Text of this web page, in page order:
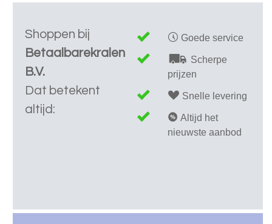
Shoppen bij
Betaalbarekralen
B.V.
Dat betekent
altijd:
Goede service
Scherpe
prijzen
Snelle levering
Altijd het
nieuwste aanbod